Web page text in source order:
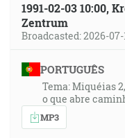
1991-02-03 10:00,
Zentrum
Broadcasted: 2026-07-
PORTUGUÊS
Tema: Miquéias
o que abre
MP3